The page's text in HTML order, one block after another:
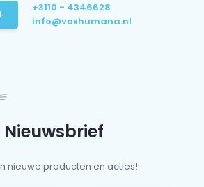
+3110 - 4346628
info@voxhumana.nl
nieuwe producten en acties!